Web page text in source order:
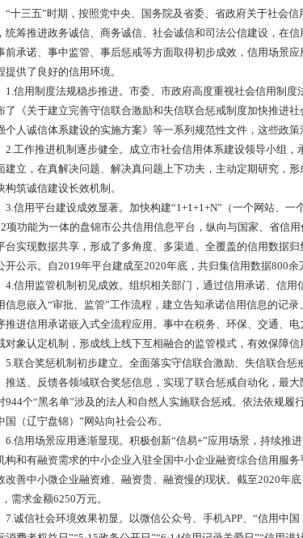
为深入贯彻落实党中央、国务院和省委、省政
会信用体系建设高质量发展促进形成新发展格局
见》（国办发〔2019〕35号）、《国务院办公厅
宁省惩戒严重失信行为规定》《辽宁省社会信用
五”社会信用体系建设规划》（辽政办发〔2022
一、社会信用体系建设工作总体评价
（一）基础现状
“十三五”时期，按照党中央、国务院及省委、
标，统筹推进政务诚信、商务诚信、社会诚信和
用事前承诺、事中监管、事后惩戒等方面取得初
征程提供了良好的信用环境。
1.信用制度法规稳步推进。市委、市政府高度重
发布了《关于建立完善守信联合激励和失信联合
加强个人诚信体系建设的实施方案》等一系列规
2.工作推进机制逐步健全。成立市社会信用体系
全面建立，在真解决问题、解决真问题上下功夫
加快构筑诚信建设长效机制。
3.信用平台建设成效显著。加快构建
等12项功能为一体的盘锦市公共信用信息平台，
享平台实现数据共享，形成了多角度、多渠道、
会公开公示。自2019年平台建成至2020年底，共